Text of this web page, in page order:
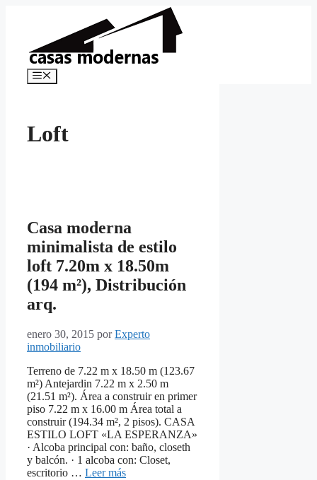
Menú
Loft
Casa moderna
minimalista de estilo
loft 7.20m x 18.50m
(194 m²), Distribución
arq.
enero 30, 2015 porExperto
inmobiliario
Terreno de 7.22 m x 18.50 m (123.67
m²) Antejardin 7.22 m x 2.50 m
(21.51 m²). Área a construir en primer
piso 7.22 m x 16.00 m Área total a
construir (194.34 m², 2 pisos). CASA
ESTILO LOFT «LA ESPERANZA»
· Alcoba principal con: baño, closeth
y balcón. · 1 alcoba con: Closet,
escritorio … Leer más